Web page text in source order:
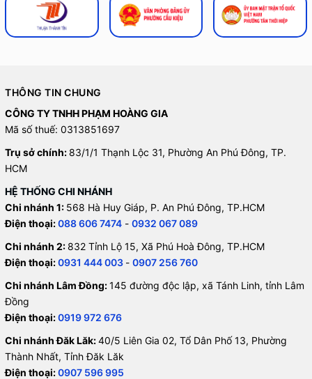
THÔNG TIN CHUNG
CÔNG TY TNHH PHẠM HOÀNG GIA
Mã số thuế: 0313851697
Trụ sở chính: 83/1/1 Thạnh Lộc 31, Phường An Phú Đông, TP.
HCM
HỆ THỐNG CHI NHÁNH
Chi nhánh 1: 568 Hà Huy Giáp, P. An Phú Đông, TP.HCM
Điện thoại:088 606 7474 - 0932 067 089
Chi nhánh 2: 832 Tỉnh Lộ 15, Xã Phú Hoà Đông, TP.HCM
Điện thoại:0931 444 003 - 0907 256 760
Chi nhánh Lâm Đồng:145 đường độc lập, xã Tánh Linh, tỉnh Lâm
Đồng
Điện thoại:0919 972 676
Chi nhánh Đăk Lăk:40/5 Liên Gia 02, Tổ Dân Phố 13, Phường
Thành Nhất, Tỉnh Đăk Lăk
Điện thoại:0907 596 995